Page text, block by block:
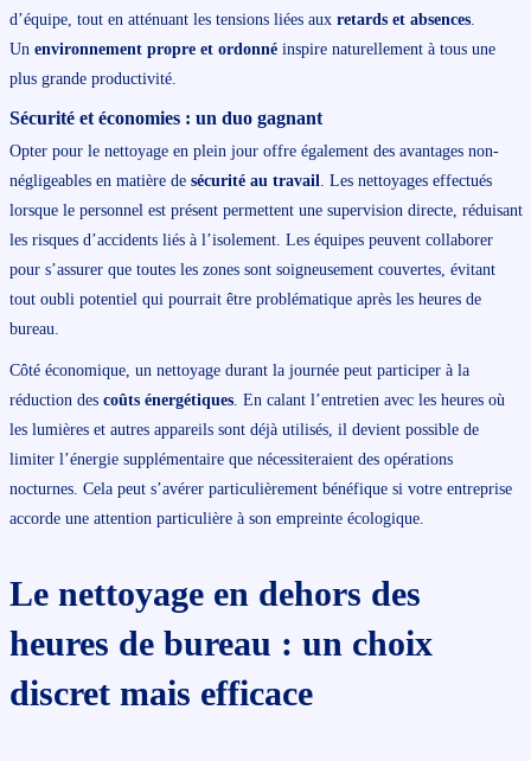
d’équipe, tout en atténuant les tensions liées aux retards et absences.
Un environnement propre et ordonnéinspire naturellement à tous une
plus grande productivité.
Sécurité et économies : un duo gagnant
Opter pour le nettoyage en plein jour offre également des avantages non-
négligeables en matière de sécurité au travail
. Les nettoyages effectués
lorsque le personnel est présent permettent une supervision directe, réduisant
les risques d’accidents liés à l’isolement. Les équipes peuvent collaborer
pour s’assurer que toutes les zones sont soigneusement couvertes, évitant
tout oubli potentiel qui pourrait être problématique après les heures de
bureau.
Côté économique, un nettoyage durant la journée peut participer à la
réduction des coûts énergétiques. En calant l’entretien avec les heures où
les lumières et autres appareils sont déjà utilisés, il devient possible de
limiter l’énergie supplémentaire que nécessiteraient des opérations
nocturnes. Cela peut s’avérer particulièrement bénéfique si votre entreprise
accorde une attention particulière à son empreinte écologique.
Le nettoyage en dehors des
heures de bureau : un choix
discret mais efficace